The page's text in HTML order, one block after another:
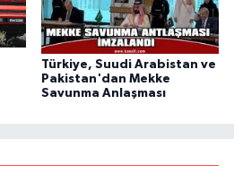
Türkiye, Suudi Arabistan ve
Pakistan'dan Mekke
Savunma Anlaşması